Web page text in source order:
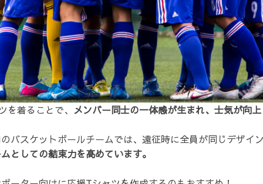
を着ることで、 メンバー同士の一体感が生まれ、士気が向上
バスケットボールチームでは、遠征時に全員が同じデザイ
としての結束力を高めています。